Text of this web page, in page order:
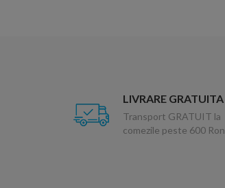
LIVRARE GRATUITA
Transport GRATUIT la
comezile peste 600 Ron